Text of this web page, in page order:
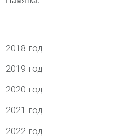
2018 год
2019 год
2020 год
2021 год
2022 год